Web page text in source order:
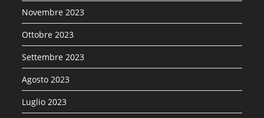
Novembre 2023
Ottobre 2023
Settembre 2023
Agosto 2023
Luglio 2023